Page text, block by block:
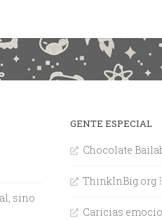
sino
GENTE ESPECIAL
Chocolate
ThinkInBig.org
Caricias